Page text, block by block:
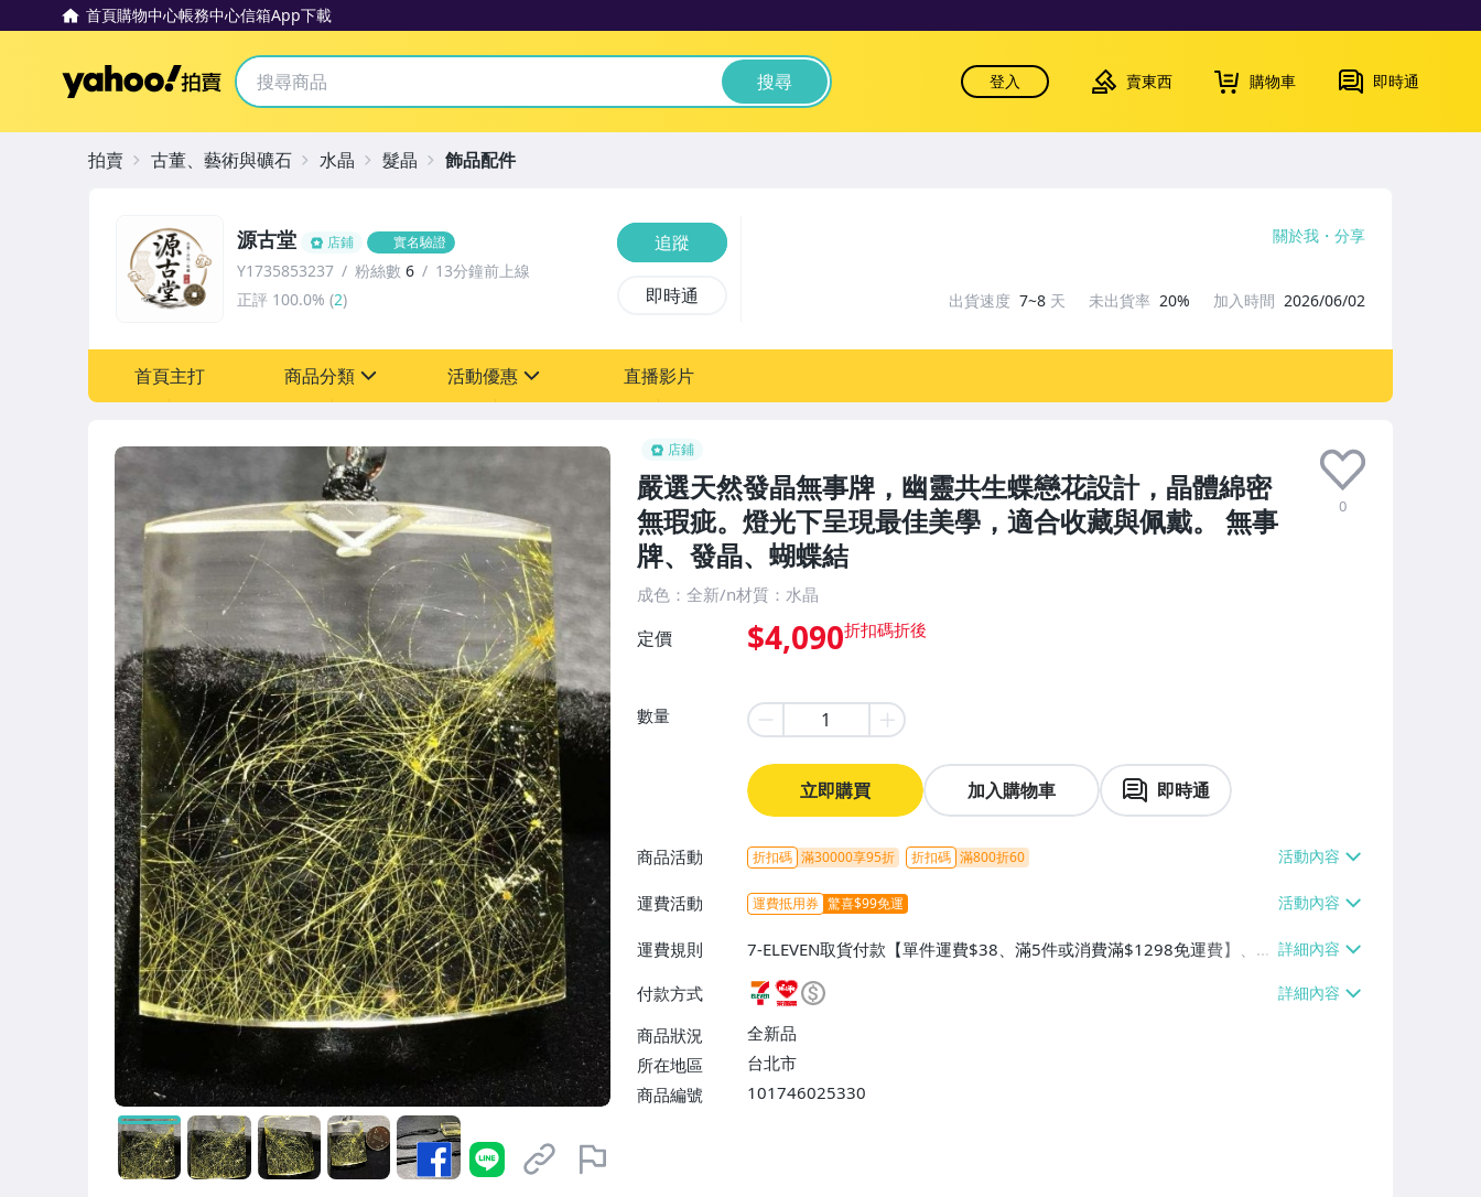
首頁購物中心帳務中心信箱App下載
Yahoo拍賣 搜尋 登入 賣東西 購物車 即時通
店鋪
嚴選天然發晶無事牌，幽靈共生蝶戀花設計，晶體綿密
無瑕疵。燈光下呈現最佳美學，適合收藏與佩戴。 無事
牌、發晶、蝴蝶結
0
成色：全新/n材質：水晶
定價 $4,090
數量
立即購買 加入購物車 即時通
商品活動 折扣碼 滿30000享95折 折扣碼 滿800折60
運費活動 運費抵用券 驚喜$99免運
運費規則
7-ELEVEN取貨付款【單件運費$38、滿5件或消費滿$1298免運費】、7-
ELEVEN取貨不付款【免運費】、萊爾富取貨付款【單件運費$60、滿5件
或消費滿$1298免運費】、宅配/貨運【單件運費$120、滿5件或消費滿
$1598免運費】
付款方式
商品狀況
全新品
所在地區
台北市
商品編號
101746025330
源古堂 店鋪 實名驗證
Y1735853237 粉絲數 6
13分鐘前上線
正評 100.0% (2)
追蹤
即時通
關於我 分享
出貨速度 7~8 天 未出貨率 20% 加入時間 2026/06/02
首頁主打 商品分類 活動優惠
[全店] 粉絲專享
直播影片
拍賣 古董、藝術與礦石 水晶 髮晶 飾品配件